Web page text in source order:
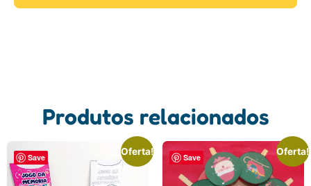
Produtos relacionados
Save
Oferta!
Save
Oferta!